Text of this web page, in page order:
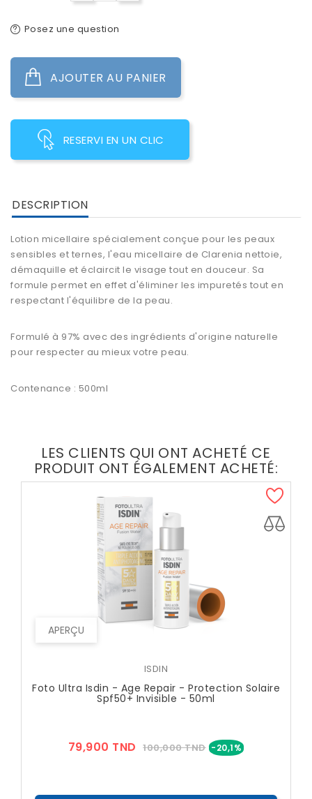
Posez une question
AJOUTER AU PANIER
RESERVI EN UN CLIC
DESCRIPTION
Lotion micellaire spécialement conçue pour les peaux
sensibles et ternes, l'eau micellaire de Clarenia nettoie,
démaquille et éclaircit le visage tout en douceur. Sa
formule permet en effet d'éliminer les impuretés tout en
respectant l'équilibre de la peau.
Formulé à 97% avec des ingrédients d'origine naturelle
pour respecter au mieux votre peau.
Contenance : 500ml
LES CLIENTS QUI ONT ACHETÉ CE
PRODUIT ONT ÉGALEMENT ACHETÉ:
APERÇU
ISDIN
Foto Ultra Isdin - Age Repair - Protection Solaire
Spf50+ Invisible - 50ml
79,900 TND Prix
100,000 TND -20,1%Prix